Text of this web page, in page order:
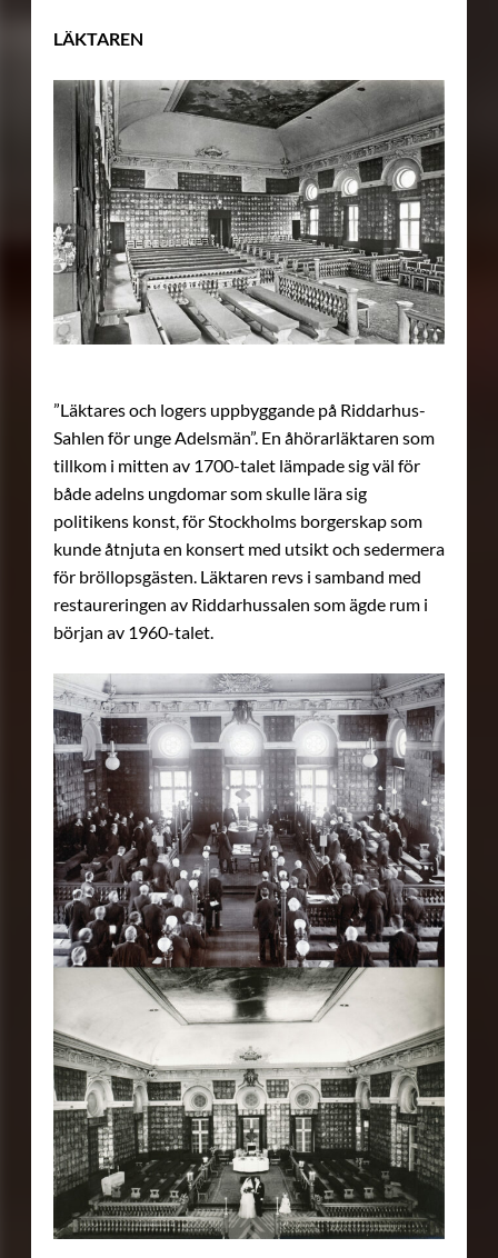
LÄKTAREN
”Läktares och logers uppbyggande på Riddarhus-
Sahlen för unge Adelsmän”. En åhörarläktaren som
tillkom i mitten av 1700-talet lämpade sig väl för
både adelns ungdomar som skulle lära sig
politikens konst, för Stockholms borgerskap som
kunde åtnjuta en konsert med utsikt och sedermera
för bröllopsgästen. Läktaren revs i samband med
restaureringen av Riddarhussalen som ägde rum i
början av 1960-talet.